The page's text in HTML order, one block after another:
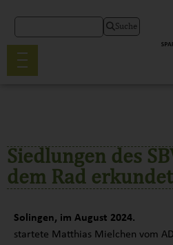
Suche
Siedlungen des
dem Rad erkundet
Solingen, im August 2024.
startete Matthias Mielchen vom